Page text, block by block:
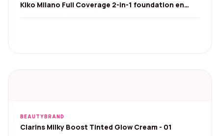
Kiko Milano Full Coverage 2-in-1 foundation en
BEAUTYBRAND
Clarins Milky Boost Tinted Glow Cream - 01